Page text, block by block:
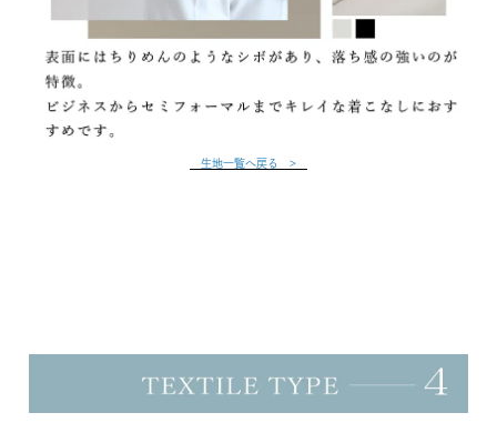
生地一覧へ戻る >